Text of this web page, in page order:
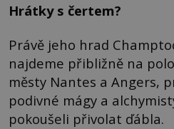
Hrátky s čertem?
Právě jeho hrad
najdeme přibližně na
městy Nantes a Angers,
podivné mágy a
pokoušeli přivolat ďábla.